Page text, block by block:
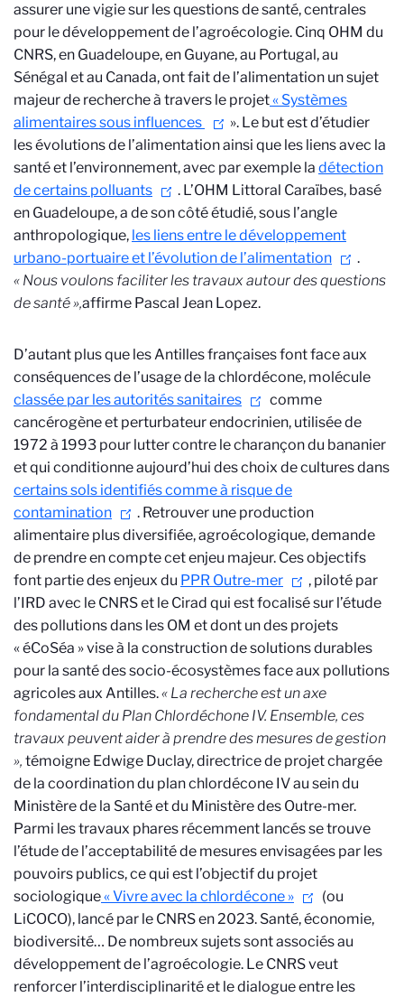
assurer une vigie sur les questions de santé, centrales
pour le développement de l’agroécologie. Cinq OHM du
CNRS, en Guadeloupe, en Guyane, au Portugal, au
Sénégal et au Canada, ont fait de l’alimentation un sujet
majeur de recherche à travers le projet« Systèmes
alimentaires sous influences
». Le but est d’étudier
les évolutions de l’alimentation ainsi que les liens avec la
santé et l’environnement, avec par exemple la détection
de certains polluants
. L’OHM Littoral Caraïbes, basé
en Guadeloupe, a de son côté étudié, sous l’angle
anthropologique, les liens entre le développement
urbano-portuaire et l’évolution de l’alimentation
.
« Nous voulons faciliter les travaux autour des questions
de santé »,affirme Pascal Jean Lopez.
D’autant plus que les Antilles françaises font face aux
conséquences de l’usage de la chlordécone, molécule
classée par les autorités sanitaires
comme
cancérogène et perturbateur endocrinien, utilisée de
1972 à 1993 pour lutter contre le charançon du bananier
et qui conditionne aujourd’hui des choix de cultures dans
certains sols identifiés comme à risque de
contamination
. Retrouver une production
alimentaire plus diversifiée, agroécologique, demande
de prendre en compte cet enjeu majeur. Ces objectifs
font partie des enjeux du PPR Outre-mer
, piloté par
l’IRD avec le CNRS et le Cirad qui est focalisé sur l’étude
des pollutions dans les OM et dont un des projets
« éCoSéa » vise à la construction de solutions durables
pour la santé des socio-écosystèmes face aux pollutions
agricoles aux Antilles.« La recherche est un axe
fondamental du Plan Chlordéchone IV. Ensemble, ces
travaux peuvent aider à prendre des mesures de gestion
», témoigne Edwige Duclay, directrice de projet chargée
de la coordination du plan chlordécone IV au sein du
Ministère de la Santé et du Ministère des Outre-mer.
Parmi les travaux phares récemment lancés se trouve
l’étude de l’acceptabilité de mesures envisagées par les
pouvoirs publics, ce qui est l’objectif du projet
sociologique« Vivre avec la chlordécone »
(ou
LiCOCO), lancé par le CNRS en 2023. Santé, économie,
biodiversité… De nombreux sujets sont associés au
développement de l’agroécologie. Le CNRS veut
renforcer l’interdisciplinarité et le dialogue entre les